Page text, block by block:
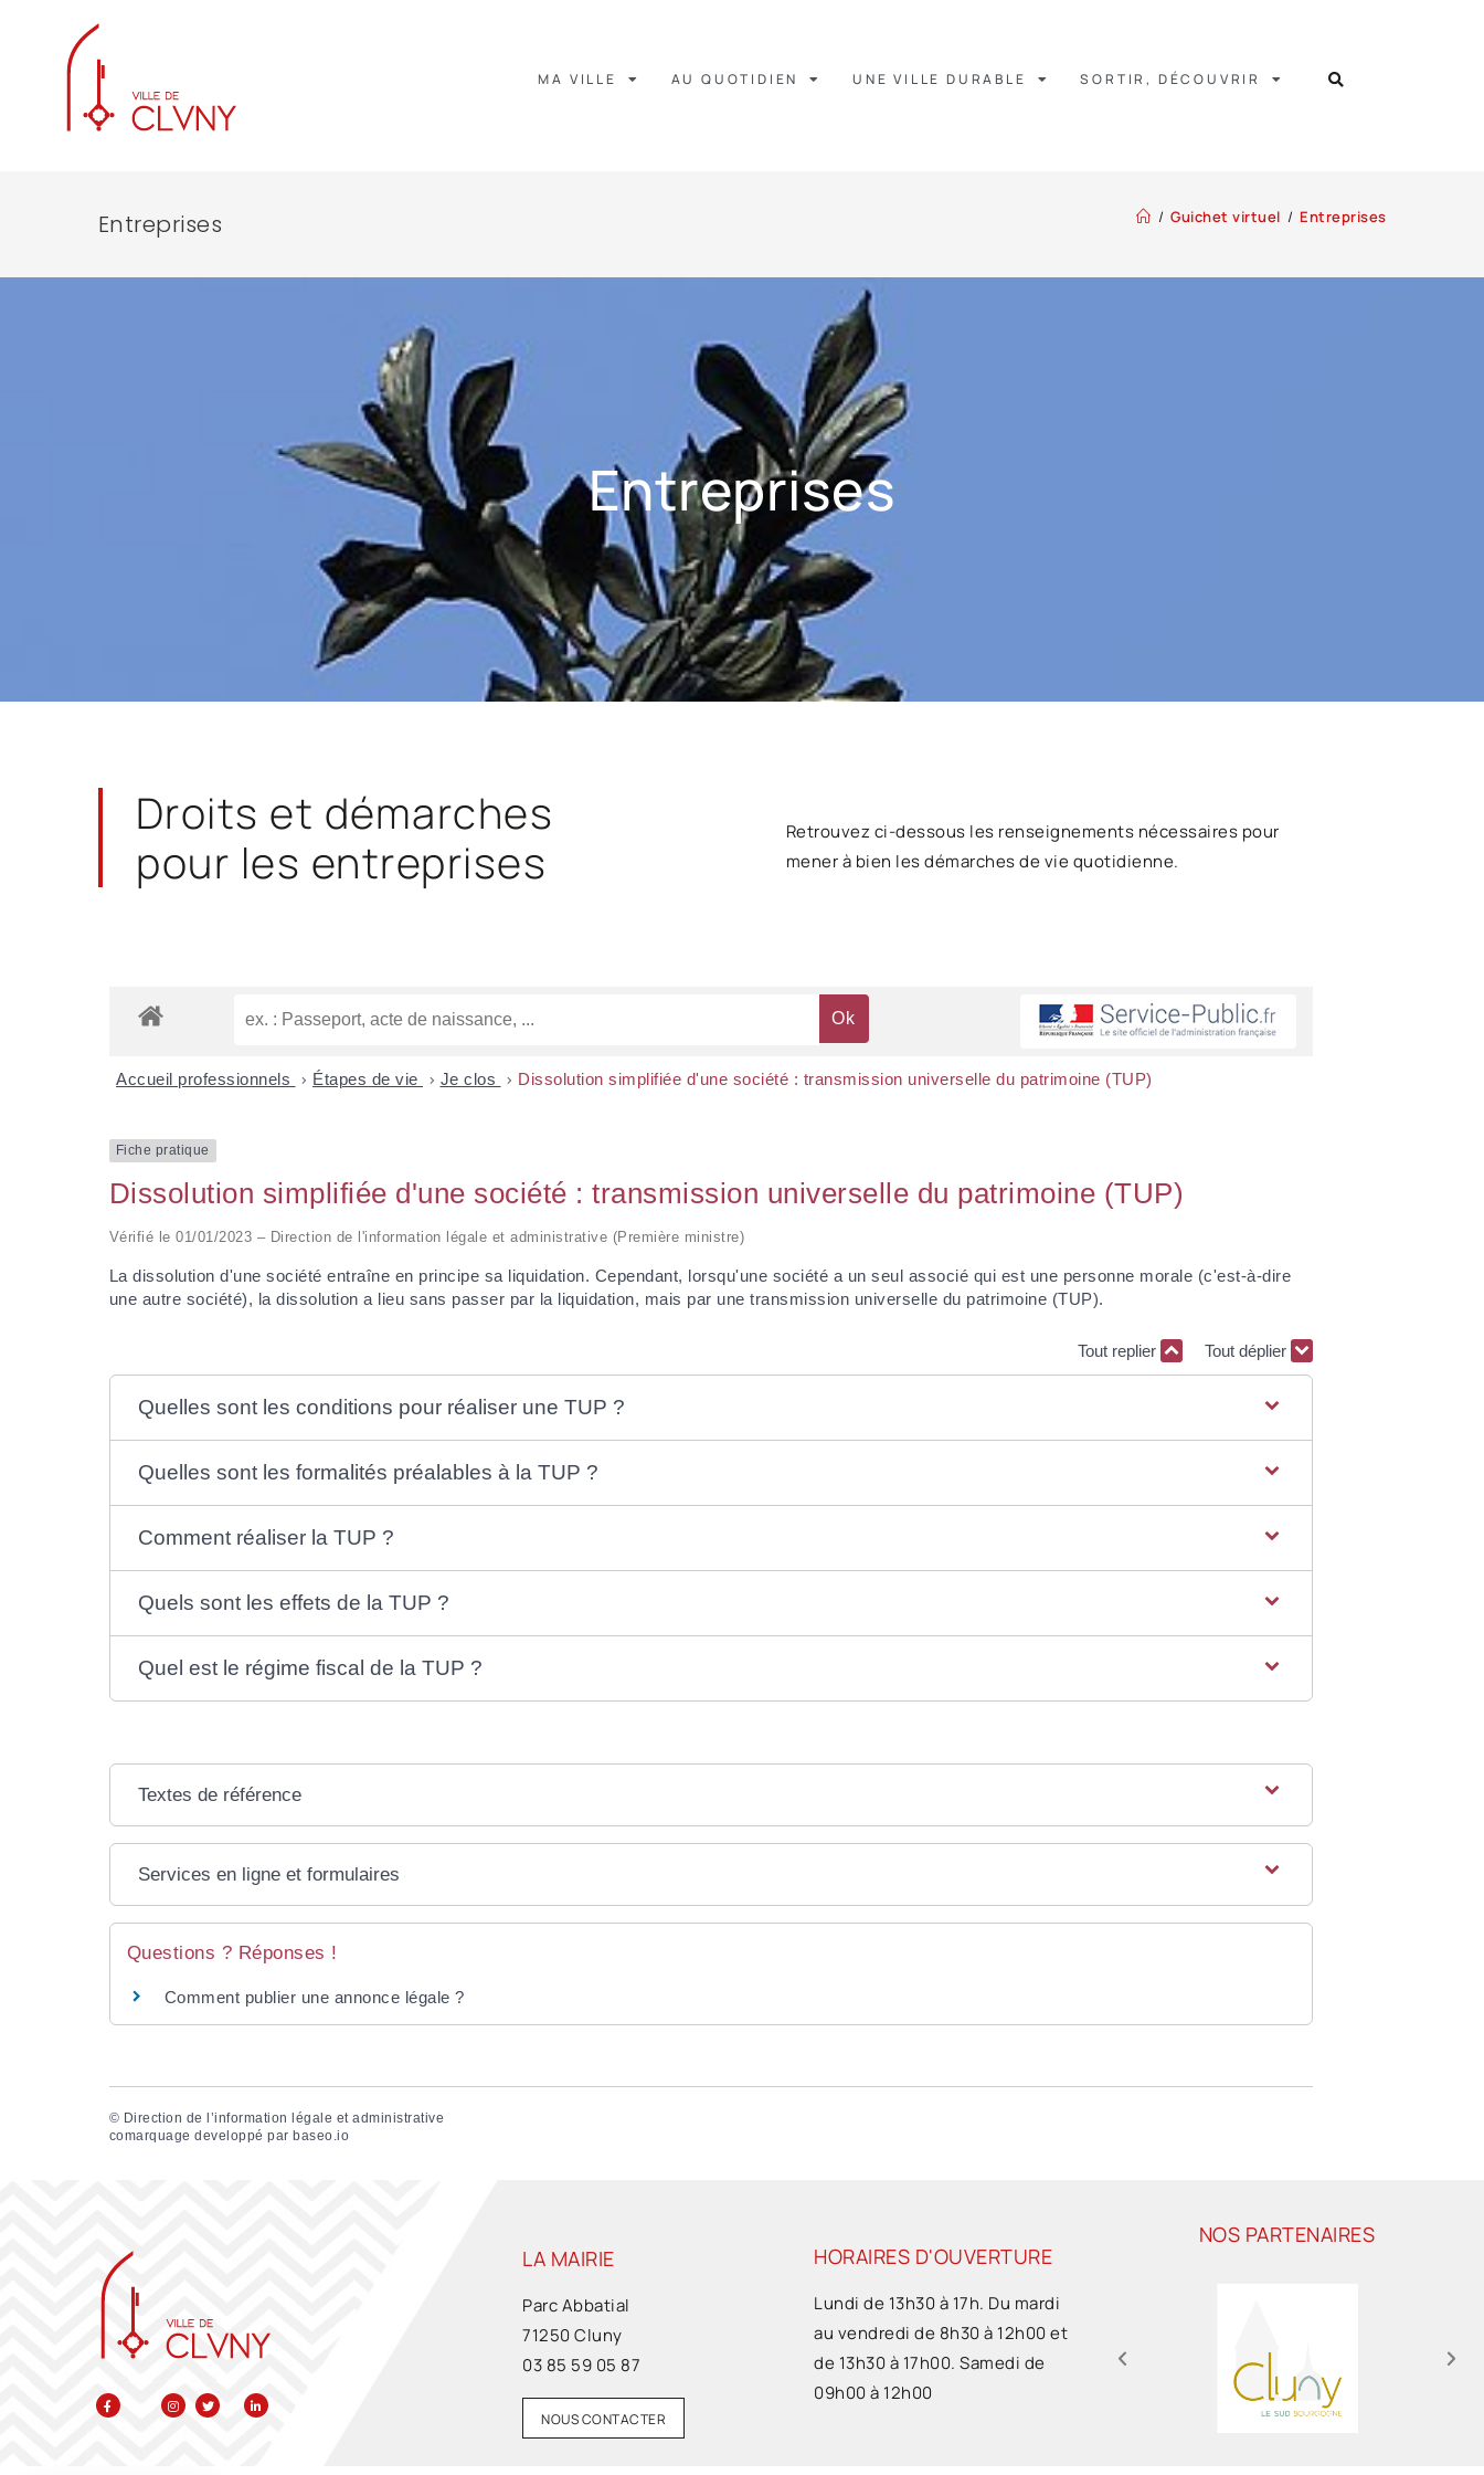
MA VILLE AU QUOTIDIEN UNE VILLE DURABLE SORTIR, DÉCOUVRIR
Entreprises / Guichet virtuel / Entreprises
Entreprises
Droits et démarches
pour les entreprises
Retrouvez ci-dessous les renseignements nécessaires pour
mener à bien les démarches de vie quotidienne.
Accueil professionnels > Étapes de vie > Je clos > Dissolution simplifiée d'une société : transmission universelle du patrimoine (TUP)
Fiche pratique
Dissolution simplifiée d'une société : transmission universelle du patrimoine (TUP)
Vérifié le 01/01/2023 – Direction de l'information légale et administrative (Première ministre)
La dissolution d'une société entraîne en principe sa liquidation. Cependant, lorsqu'une société a un seul associé qui est une personne morale (c'est-à-dire
une autre société), la dissolution a lieu sans passer par la liquidation, mais par une transmission universelle du patrimoine (TUP).
Tout replier Tout déplier
Quelles sont les conditions pour réaliser une TUP ?
Quelles sont les formalités préalables à la TUP ?
Comment réaliser la TUP ?
Quels sont les effets de la TUP ?
Quel est le régime fiscal de la TUP ?
Textes de référence
Services en ligne et formulaires
Questions ? Réponses !
Comment publier une annonce légale ?
© Direction de l’information légale et administrative
comarquage developpé par baseo.io
LA MAIRIE
Parc Abbatial
71250 Cluny
03 85 59 05 87
NOUS CONTACTER
HORAIRES D'OUVERTURE
Lundi de 13h30 à 17h. Du mardi
au vendredi de 8h30 à 12h00 et
de 13h30 à 17h00. Samedi de
09h00 à 12h00
NOS PARTENAIRES